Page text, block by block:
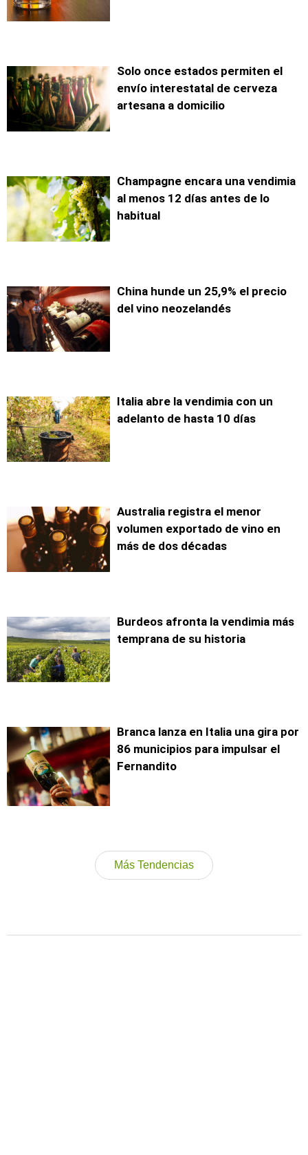
Solo once estados permiten el
envío interestatal de cerveza
artesana a domicilio
Champagne encara una vendimia
al menos 12 días antes de lo
habitual
China hunde un 25,9% el precio
del vino neozelandés
Italia abre la vendimia con un
adelanto de hasta 10 días
Australia registra el menor
volumen exportado de vino en
más de dos décadas
Burdeos afronta la vendimia más
temprana de su historia
Branca lanza en Italia una gira por
86 municipios para impulsar el
Fernandito
Más Tendencias